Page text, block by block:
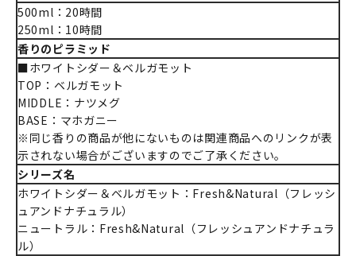
500ml：20時間
250ml：10時間
香りのピラミッド
■ホワイトシダー＆ベルガモット
TOP：ベルガモット
MIDDLE：ナツメグ
BASE：マホガニー
※同じ香りの商品が他にないものは関連商品へのリンクが表
示されない場合がございますのでご了承ください。
シリーズ名
ホワイトシダー＆ベルガモット：Fresh&Natural（フレッシ
ュアンドナチュラル）
ニュートラル：Fresh&Natural（フレッシュアンドナチュラ
ル）